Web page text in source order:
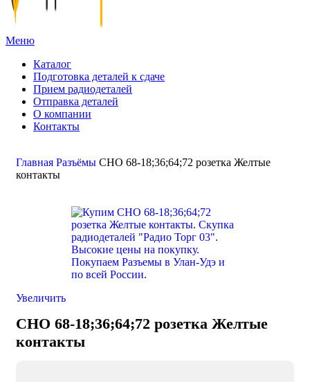
Меню
Каталог
Подготовка деталей к сдаче
Прием радиодеталей
Отправка деталей
О компании
Контакты
Поиск
Главная Разъёмы СНО 68-18;36;64;72 розетка Желтые
контакты
Увеличить
СНО 68-18;36;64;72 розетка Желтые
контакты